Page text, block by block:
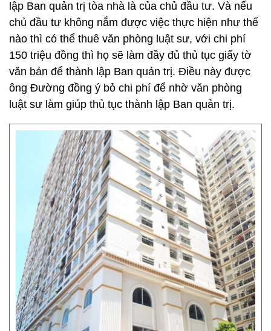
lập Ban quản trị tòa nhà là của chủ đầu tư. Và nếu
chủ đầu tư không nắm được việc thực hiện như thế
nào thì có thể thuê văn phòng luật sư, với chi phí
150 triệu đồng thì họ sẽ làm đầy đủ thủ tục giấy tờ
văn bản để thành lập Ban quản trị. Điều này được
ông Đường đồng ý bỏ chi phí để nhờ văn phòng
luật sư làm giúp thủ tục thành lập Ban quản trị.